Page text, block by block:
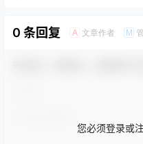
0 条回复 A 文章作者 M
您必须登录或